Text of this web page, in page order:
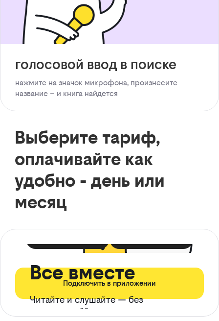
голосовой ввод в поиске
нажмите на значок микрофона, произнесите
название – и книга найдется
Выберите тариф,
оплачивайте как
удобно - день или
месяц
Все вместе
Читайте и слушайте — без
ограничений*
Подключить в приложении